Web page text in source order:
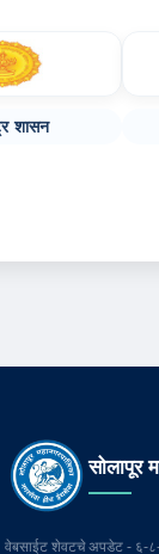
शासन
सोलापूर
वेबसाईट शेवटचे अपडेट - ६-